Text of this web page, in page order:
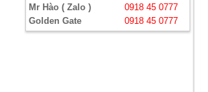
Mr Hào ( Zalo )
0918 45 0777
Golden Gate
0918 45 0777